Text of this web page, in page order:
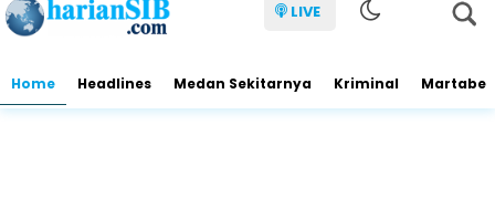
LIVE
Home Headlines Medan Sekitarnya Kriminal Martabe